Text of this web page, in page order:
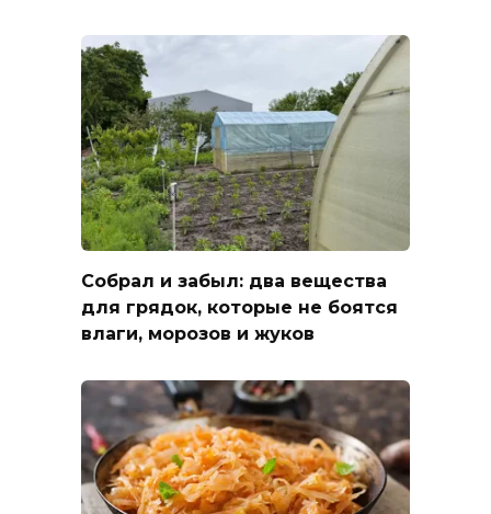
Собрал и забыл: два вещества
для грядок, которые не боятся
влаги, морозов и жуков